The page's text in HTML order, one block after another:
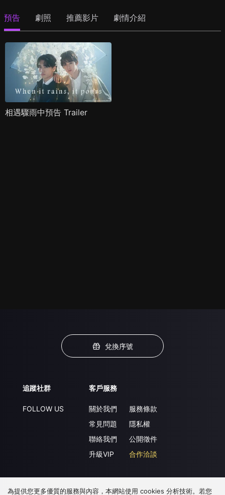
預告 劇照 推薦影片 劇情介紹
相遇驟雨中預告 Trailer
兌換序號
追蹤社群
FOLLOW US
客戶服務
關於我們
常見問題
聯絡我們
升級VIP
服務條款
隱私權
公開徵件
合作洽談
下載 APP
為提供您更多優質的服務與內容，本網站使用 cookies 分析技術。若您